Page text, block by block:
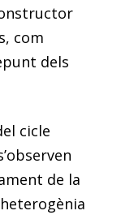
com
dels
cicle
de la